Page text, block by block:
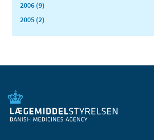
2006 (9)
2005 (2)